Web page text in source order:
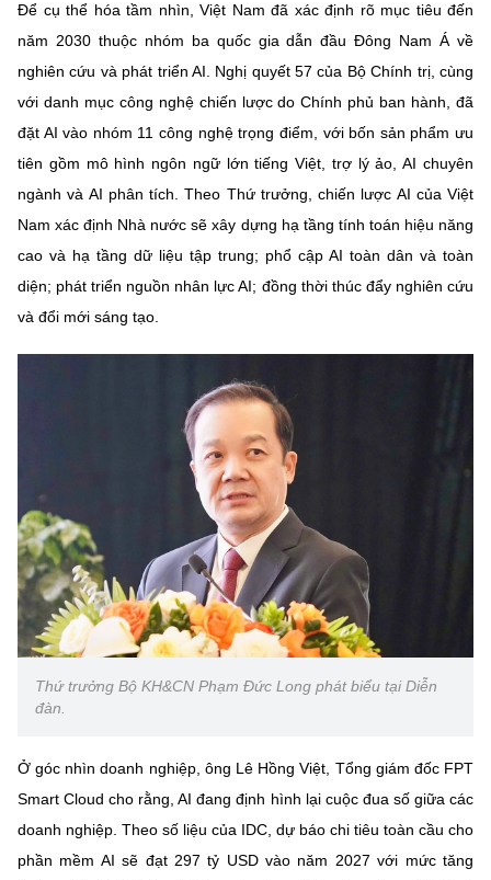
Để cụ thể hóa tầm nhìn, Việt Nam đã xác định rõ mục tiêu đến
năm 2030 thuộc nhóm ba quốc gia dẫn đầu Đông Nam Á về
nghiên cứu và phát triển AI. Nghị quyết 57 của Bộ Chính trị, cùng
với danh mục công nghệ chiến lược do Chính phủ ban hành, đã
đặt AI vào nhóm 11 công nghệ trọng điểm, với bốn sản phẩm ưu
tiên gồm mô hình ngôn ngữ lớn tiếng Việt, trợ lý ảo, AI chuyên
ngành và AI phân tích. Theo Thứ trưởng, chiến lược AI của Việt
Nam xác định Nhà nước sẽ xây dựng hạ tầng tính toán hiệu năng
cao và hạ tầng dữ liệu tập trung; phổ cập AI toàn dân và toàn
diện; phát triển nguồn nhân lực AI; đồng thời thúc đẩy nghiên cứu
và đổi mới sáng tạo.
Thứ trưởng Bộ KH&CN Phạm Đức Long phát biểu tại Diễn
đàn.
Ở góc nhìn doanh nghiệp, ông Lê Hồng Việt, Tổng giám đốc FPT
Smart Cloud cho rằng, AI đang định hình lại cuộc đua số giữa các
doanh nghiệp. Theo số liệu của IDC, dự báo chi tiêu toàn cầu cho
phần mềm AI sẽ đạt 297 tỷ USD vào năm 2027 với mức tăng